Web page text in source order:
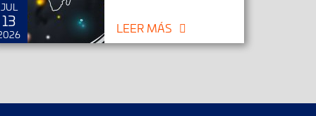
JUL
13 LEER MÁS